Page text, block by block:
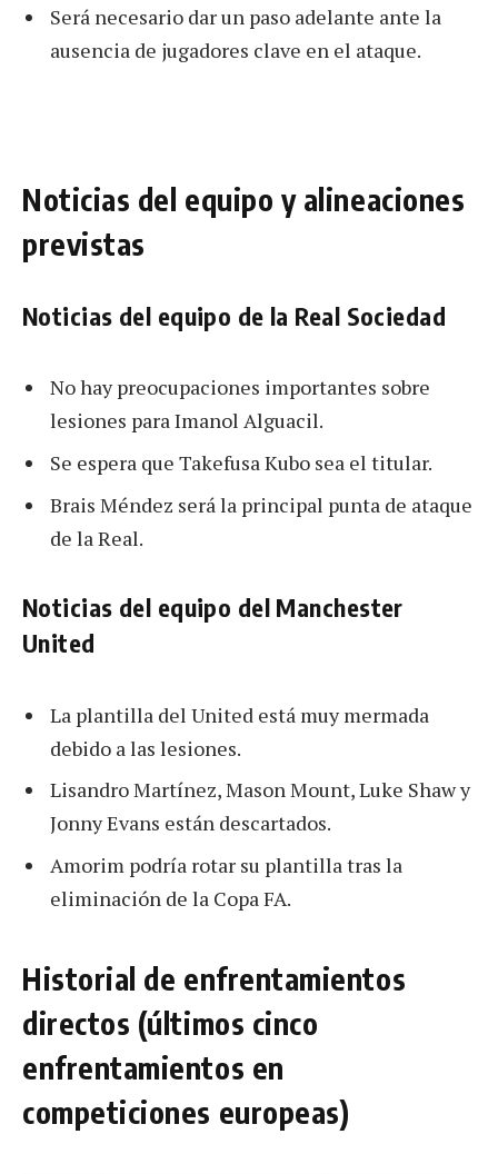
Será necesario dar un paso adelante ante la
ausencia de jugadores clave en el ataque.
Noticias del equipo y alineaciones
previstas
Noticias del equipo de la Real Sociedad
No hay preocupaciones importantes sobre
lesiones para Imanol Alguacil.
Se espera que Takefusa Kubo sea el titular.
Brais Méndez será la principal punta de ataque
de la Real.
Noticias del equipo del Manchester
United
La plantilla del United está muy mermada
debido a las lesiones.
Lisandro Martínez, Mason Mount, Luke Shaw y
Jonny Evans están descartados.
Amorim podría rotar su plantilla tras la
eliminación de la Copa FA.
Historial de enfrentamientos
directos (últimos cinco
enfrentamientos en
competiciones europeas)